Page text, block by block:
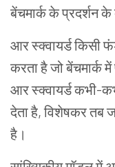
बेंचमार्क के प्रदर्शन
आर स्क्वायर्ड किसी
करता है जो बेंचमार्क
आर स्क्वायर्ड कभी-
देता है, विशेषकर तब
है।